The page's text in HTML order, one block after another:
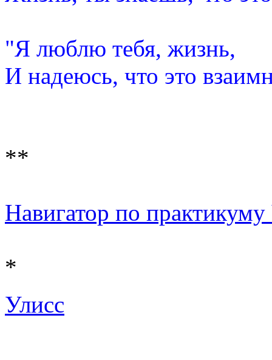
"Я люблю тебя, жизнь,
И надеюсь, что это
**
Навигатор по
*
Улисс